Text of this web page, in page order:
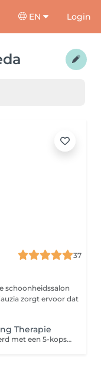
EN Login
37
schoonheidssalon
zorgt ervoor dat
Therapie
Microneedling met skinbooster, uitgevoerd met een 5-kops naald van 1,5 mm, is een geavanceerde huidverjongingsbehandeling die de natuurlijke regeneratie van de huid stimuleert. Tijdens de behandeling worden microkanaaltjes in de huid gecreëerd, waardoor een voedende en herstellende serum wordt toegediend. Deze krachtige mix hydrateert diep, verbetert de huidstructuur en zorgt voor een stralende, frisse uitstraling. De combinatie van microneedling en skinboosters werkt effectief tegen pigmentvlekken, fijne lijntjes en rimpels. Het zorgt voor een stevigere, gladdere huid met een egale teint en herstelt de huid van binnenuit voor langdurige resultaten. Perfect voor wie op zoek is naar een jeugdige, gezonde uitstraling!